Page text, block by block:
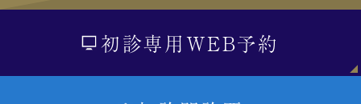
初診専用WEB予約